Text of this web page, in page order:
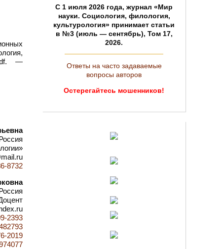
—
8732
2393
2019
C 1 июля 2026 года, журнал «Мир
науки. Социология, филология,
культурология» принимает статьи
в №3 (июль — сентябрь), Том 17,
2026.
Ответы на часто задаваемые
вопросы авторов
Остерегайтесь мошенников!